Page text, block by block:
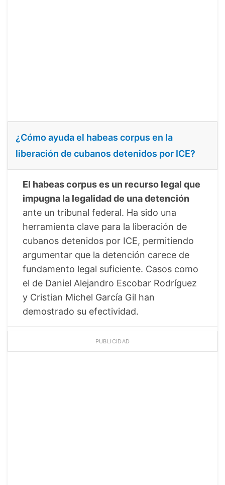
¿Cómo ayuda el habeas corpus en la
liberación de cubanos detenidos por ICE?
El habeas corpus es un recurso legal que
impugna la legalidad de una detención
ante un tribunal federal. Ha sido una
herramienta clave para la liberación de
cubanos detenidos por ICE, permitiendo
argumentar que la detención carece de
fundamento legal suficiente. Casos como
el de Daniel Alejandro Escobar Rodríguez
y Cristian Michel García Gil han
demostrado su efectividad.
PUBLICIDAD